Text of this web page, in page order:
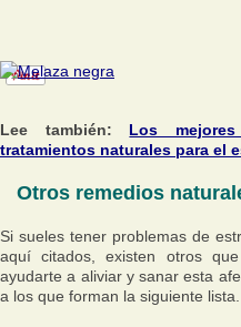
Lee también: Los
tratamientos naturales para el
Otros remedios
Si sueles tener problemas de
aquí citados, existen otros
ayudarte a aliviar y sanar esta
a los que forman la siguiente lista.